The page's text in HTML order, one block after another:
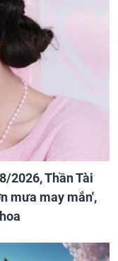
2026, Thần Tài
mưa may mắn',